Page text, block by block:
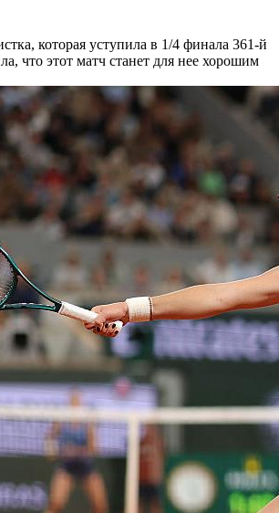
которая уступила в 1/4 финала 361-й
что этот матч станет для нее хорошим